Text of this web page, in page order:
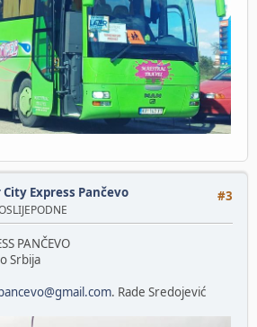
#3
City Express Pančevo
PANČEVO
Srbija
. Rade Sredojević